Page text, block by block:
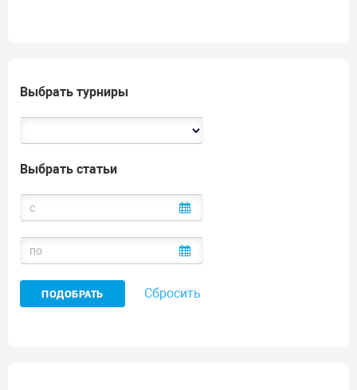
Выбрать турниры
Выбрать статьи
Сбросить